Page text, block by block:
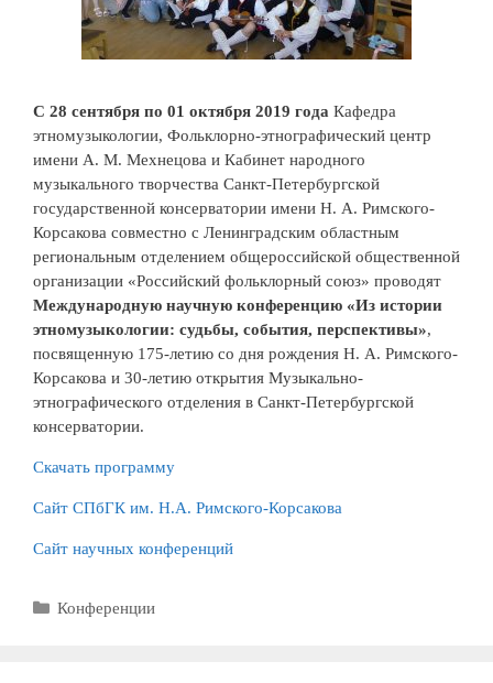
С 28 сентября по 01 октября 2019 года Кафедра
этномузыкологии, Фольклорно-этнографический центр
имени А. М. Мехнецова и Кабинет народного
музыкального творчества Санкт-Петербургской
государственной консерватории имени Н. А. Римского-
Корсакова совместно с Ленинградским областным
региональным отделением общероссийской общественной
организации «Российский фольклорный союз» проводят
Международную научную конференцию «Из истории
этномузыкологии: судьбы, события, перспективы»,
посвященную 175-летию со дня рождения Н. А. Римского-
Корсакова и 30-летию открытия Музыкально-
этнографического отделения в Санкт-Петербургской
консерватории.
Скачать программу
Сайт СПбГК им. Н.А. Римского-Корсакова
Сайт научных конференций
Рубрики
Конференции